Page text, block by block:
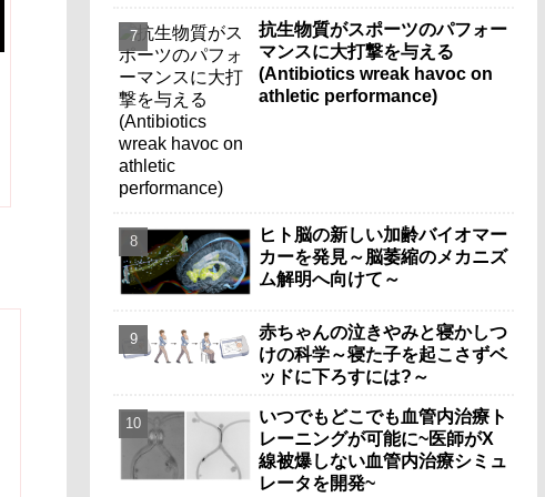
抗生物質がスポーツのパフォー
マンスに大打撃を与える
(Antibiotics wreak havoc on
athletic performance)
ヒト脳の新しい加齢バイオマー
カーを発見～脳萎縮のメカニズ
ム解明へ向けて～
赤ちゃんの泣きやみと寝かしつ
けの科学～寝た子を起こさずベ
ッドに下ろすには?～
いつでもどこでも血管内治療ト
レーニングが可能に~医師がX
線被爆しない血管内治療シミュ
レータを開発~